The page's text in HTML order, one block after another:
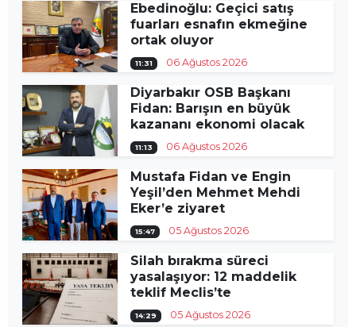
Ebedinoğlu: Geçici satış
fuarları esnafın ekmeğine
ortak oluyor
11:31 06 Ağustos 2026
Diyarbakır OSB Başkanı
Fidan: Barışın en büyük
kazananı ekonomi olacak
11:13 06 Ağustos 2026
Mustafa Fidan ve Engin
Yeşil’den Mehmet Mehdi
Eker’e ziyaret
15:47 05 Ağustos 2026
Silah bırakma süreci
yasalaşıyor: 12 maddelik
teklif Meclis’te
14:29 05 Ağustos 2026